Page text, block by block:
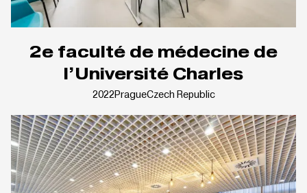
2e faculté de médecine de
l’Université Charles
2022PragueCzech Republic